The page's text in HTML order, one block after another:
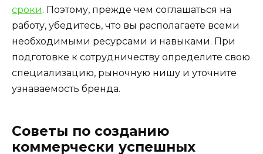
сроки. Поэтому, прежде чем соглашаться на
работу, убедитесь, что вы располагаете всеми
необходимыми ресурсами и навыками. При
подготовке к сотрудничеству определите свою
специализацию, рыночную нишу и уточните
узнаваемость бренда.
Советы по созданию
коммерчески успешных